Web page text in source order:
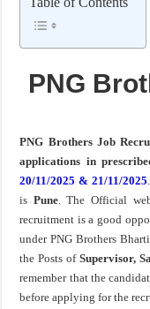
खुशखबर ! नागपूर विद्यापीठ
PNG
PNG Brothers Job
applications in
20/11/2025 & 21/11/2025
is Pune. The Official
recruitment is a good
under PNG Brothers
the Posts ofSupervisor,
remember that the
before applying for the